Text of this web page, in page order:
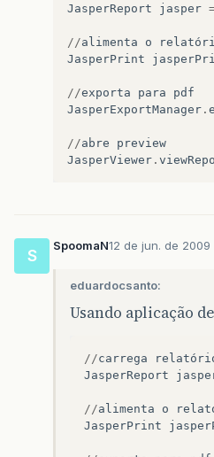
JasperReport
jasper
//alimenta o
JasperPrint
//exporta para
pdf
JasperExportManager .
//abre
preview
JasperViewer .
S
SpoomaN12 de jun. de 2009
eduardocsanto:
Usando aplicação
//carrega
JasperReport
//alimenta o
JasperPrint